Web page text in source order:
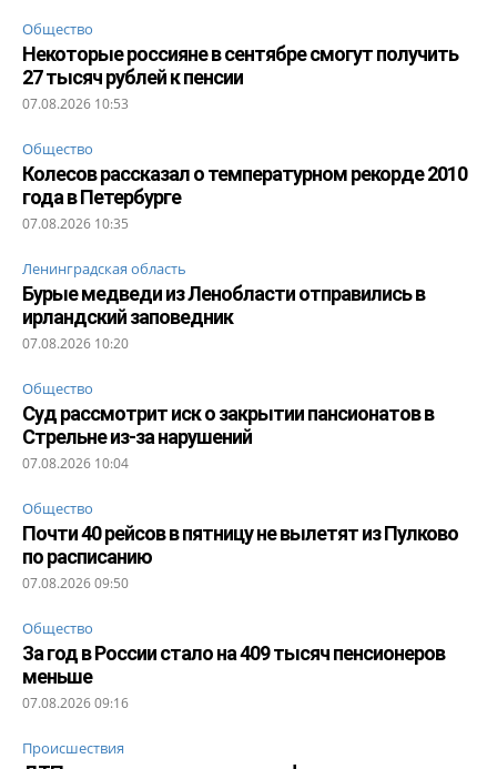
Общество
Некоторые россияне в сентябре смогут получить
27 тысяч рублей к пенсии
07.08.2026 10:53
Общество
Колесов рассказал о температурном рекорде 2010
года в Петербурге
07.08.2026 10:35
Ленинградская область
Бурые медведи из Ленобласти отправились в
ирландский заповедник
07.08.2026 10:20
Общество
Суд рассмотрит иск о закрытии пансионатов в
Стрельне из-за нарушений
07.08.2026 10:04
Общество
Почти 40 рейсов в пятницу не вылетят из Пулково
по расписанию
07.08.2026 09:50
Общество
За год в России стало на 409 тысяч пенсионеров
меньше
07.08.2026 09:16
Происшествия